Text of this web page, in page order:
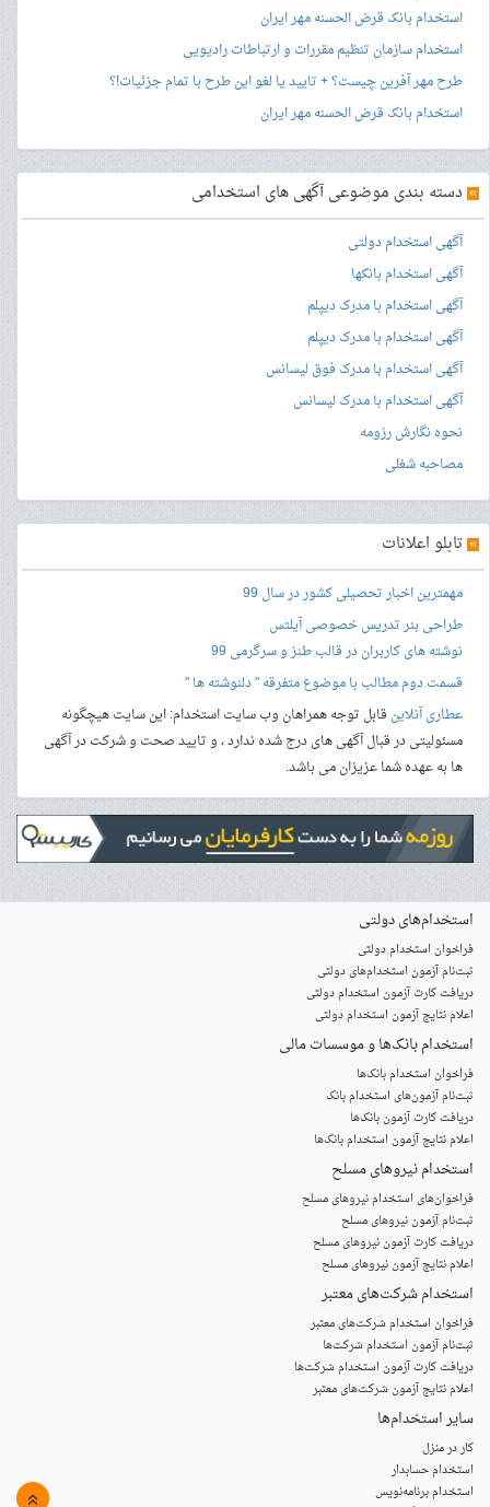
استخدام بانک قرض الحسنه مهر ایران
استخدام سازمان تنظیم مقررات و ارتباطات رادیویی
طرح مهر آفرین چیست؟ + تایید یا لغو این طرح با تمام جزئیات!؟
استخدام بانک قرض الحسنه مهر ایران
» دسته بندی موضوعی آگهی های استخدامی
آگهی استخدام دولتی
آگهی استخدام بانکها
آگهی استخدام با مدرک دیپلم
آگهی استخدام با مدرک دیپلم
آگهی استخدام با مدرک فوق لیسانس
آگهی استخدام با مدرک لیسانس
نحوه نگارش رزومه
مصاحبه شغلی
» تابلو اعلانات
مهمترین اخبار تحصیلی کشور در سال 99
طراحی بنرتدریس خصوصی آیلتس
نوشته های کاربران در قالب طنز و سرگرمی 99
قسمت دوم مطالب با موضوع متفرقه " دلنوشته ها "
عطاری آنلاینقابل توجه همراهان وب سایت استخدام: این سایت هیچگونه
مسئولیتی در قبال آگهی های درج شده ندارد ، و تایید صحت و شرکت در آگهی
ها به عهده شما عزیزان می باشد.
»
استخدام‌های دولتی
فراخوان استخدام دولتی
ثبت‌نام آزمون‌ استخدام‌های دولتی
دریافت کارت آزمون استخدام دولتی
اعلام نتایج آزمون استخدام دولتی
استخدام‌ بانک‌ها و موسسات مالی
فراخوان استخدام بانک‌ها
‌ثبت‌نام آزمون‌های استخدام بانک
دریافت کارت آزمون بانک‌ها
اعلام نتایج آزمون استخدام بانک‌ها
استخدام‌ نیروهای مسلح
‌فراخوان‌های استخدام‌ نیروهای مسلح
ثبت‌نام آزمون نیروهای مسلح
دریافت کارت آزمون نیروهای مسلح
اعلام نتایج آزمون نیروهای مسلح
استخدام‌ شرکت‌های معتبر
فراخوان استخدام شرکت‌های معتبر
ثبت‌نام آزمون استخدام شرکت‌ها
دریافت کارت آزمون استخدام شرکت‌ها
اعلام نتایج آزمون شرکت‌های معتبر
سایر استخدام‌ها
کار در منزل
استخدام حسابدار
استخدام برنامه‌نویس